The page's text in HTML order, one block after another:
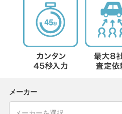
メーカー